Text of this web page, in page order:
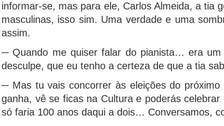
informar-se, mas para ele, Carlos Almeida, a tia
masculinas, isso sim. Uma verdade e uma
assim.
─ Quando me quiser falar do pianista… era
desculpe, que eu tenho a certeza de que a tia
─ Mas tu vais concorrer às eleições do
ganha, vê se ficas na Cultura e poderás
só faria 100 anos daqui a dois… Conversamos,